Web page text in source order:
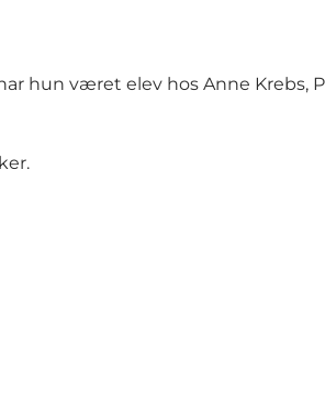
hun været elev hos Anne Krebs,